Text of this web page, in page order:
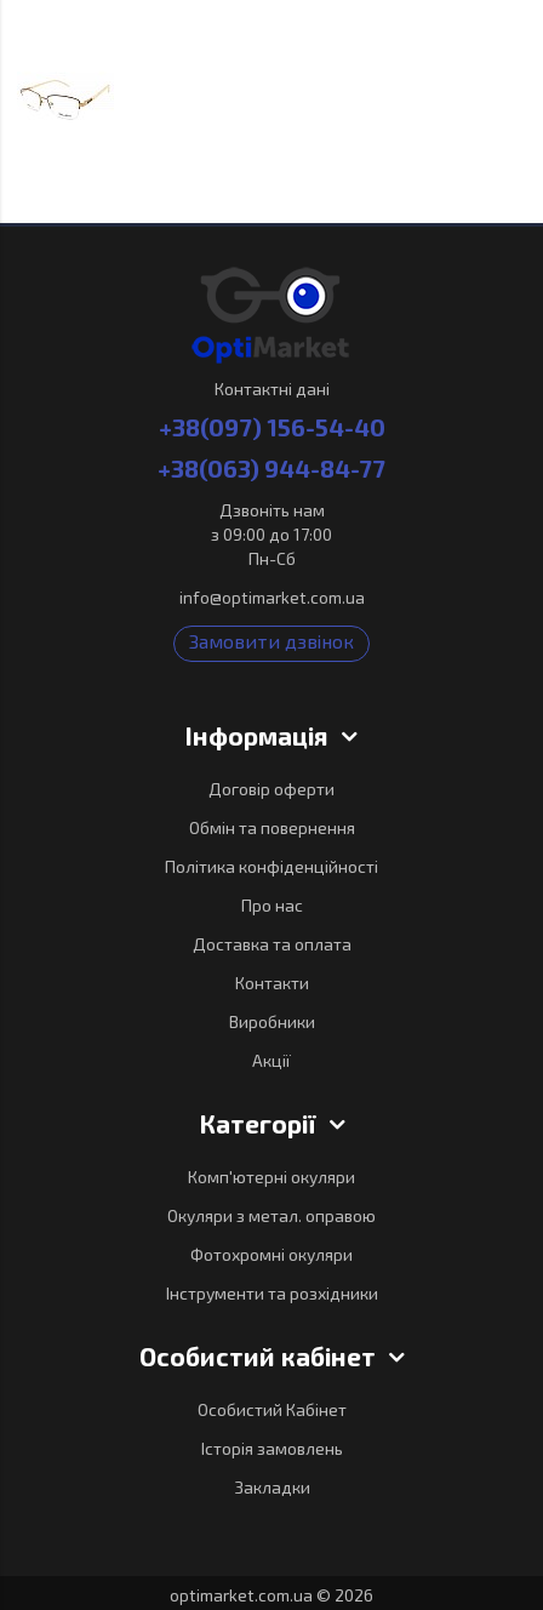
Контактні дані
+38(097) 156-54-40
+38(063) 944-84-77
Дзвоніть нам
з 09:00 до 17:00
Пн-Сб
info@optimarket.com.ua
Замовити дзвінок
Інформація
Договір оферти
Обмін та повернення
Політика конфіденційності
Про нас
Доставка та оплата
Контакти
Виробники
Акції
Категорії
Комп'ютерні окуляри
Окуляри з метал. оправою
Фотохромні окуляри
Інструменти та розхідники
Особистий кабінет
Особистий Кабінет
Історія замовлень
Закладки
optimarket.com.ua © 2026